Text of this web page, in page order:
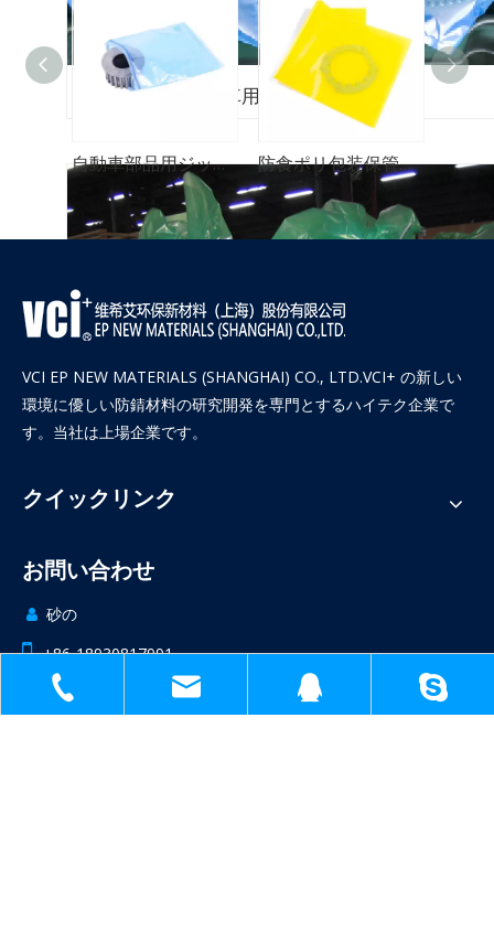
自動車用VCIバッグ 部品
自動車部品用ジップロック式防錆剤 VCI バッグ 防食ポリ包装保管用VCIバッグ
VCI EP NEW MATERIALS (SHANGHAI) CO., LTD.VCI+ の新しい
環境に優しい防錆材料の研究開発を専門とするハイテク企業で
す。当社は上場企業です。
クイックリンク
お問い合わせ
 砂の
 +86-18930817991
1398138571@qq.com
 sh51098780_cl@163.com